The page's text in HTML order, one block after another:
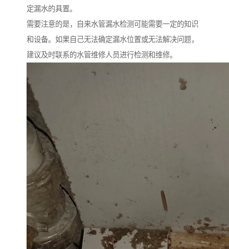
定漏水的具置。
需要注意的是，自来水管漏水检测可能需要一定的知识
和设备。如果自己无法确定漏水位置或无法解决问题，
建议及时联系的水管维修人员进行检测和维修。